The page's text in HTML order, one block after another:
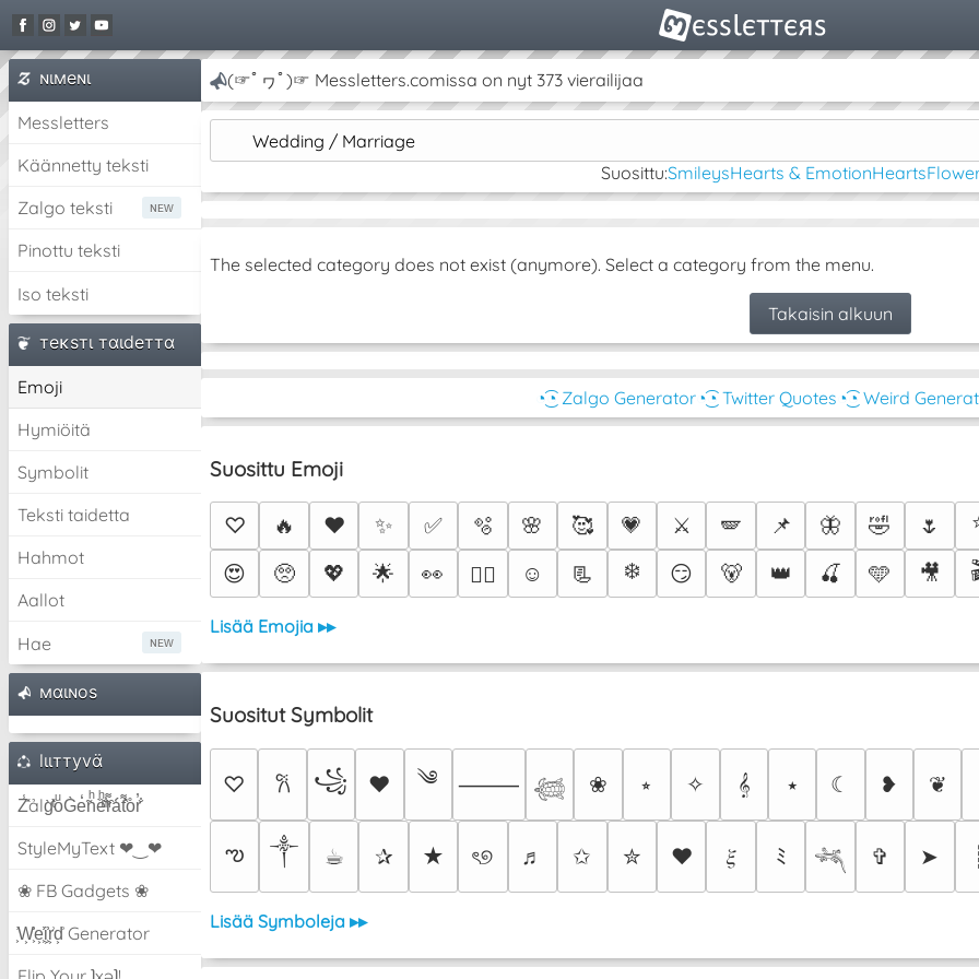
ɴιмeɴι
Messletters
Käännetty teksti
Zalgo teksti
Pinottu teksti
Iso teksti
тeĸѕтι тαιdeттα
Emoji
Hymiöitä
Symbolit
Teksti taidetta
Hahmot
Aallot
Hae
мαιɴoѕ
lιιттyvα̈
Z̾̽ảlg̀͐ͭ̽oͧG̀e̒̃nͪȅͪͫ̏̐r͌̑á͑t͌̑͛o̊r̓̐
StyleMyText ❤‿❤
❀ FB Gadgets ❀
͕͗W͕͕͗͗e͕͕͗͗i͕͕͗͗r͕͗d͕͗ Generator
(☞ﾟヮﾟ)☞ Messletters.comissa on nyt 373 vierailijaa
Wedding / Marriage
Suosittu:SmileysHearts & EmotionHearts
The selected category does not exist (anymore). Select a category from the menu.
Takaisin alkuun
◔͜͡◔ Zalgo Generator◔͜͡◔ Twitter Quotes ◔͜͡◔ Weird
Suosittu Emoji
♡ 🔥 ❤️ ✨ ✅ 🫧 🌸 🥰 💗 ⚔️ 🪽 📌 🦋 🤣 🌷
😍
🥺 💖 🌟 👀 ❤️‍🔥 ☺️ 📃 ❄️ 😏 🐻 👑 🍒 🩵 🎥
Lisää Emojia ▸▸
Suositut Symbolit
♡ 𐙚 ꧁ ♥ ༄ ⸻ 𓆉 ❀ ⭒ ✧ 𝄞 ⭑ ☾ ❥ ❦
ఌ ༒︎ ☕︎ ✰ ★ ৎ୭ ♬ ✩ ✮ ❤ 𝜉 ﾐ 𓆈 ✞ ➤ ┊
Lisää Symboleja ▸▸